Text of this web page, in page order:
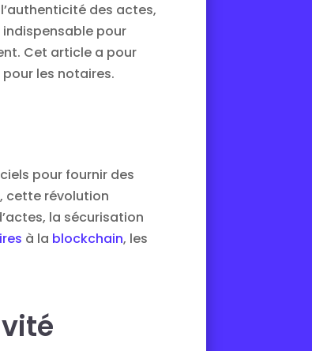
des actes,
pour
Cet article a pour
les notaires.
pour fournir des
cette révolution
la sécurisation
à la blockchain, les